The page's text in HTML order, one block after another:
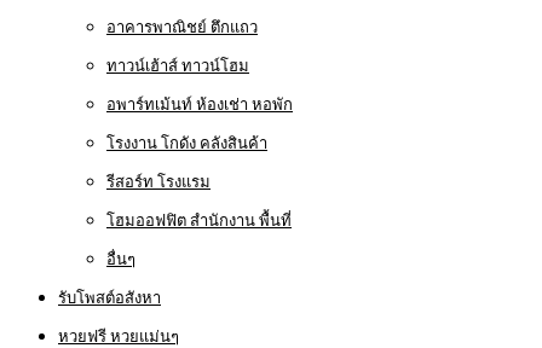
อาคารพาณิชย์ ตึกแถว
ทาวน์เฮ้าส์ ทาวน์โฮม
อพาร์ทเม้นท์ ห้องเช่า หอพัก
โรงงาน โกดัง คลังสินค้า
รีสอร์ท โรงแรม
โฮมออฟฟิต สำนักงาน พื้นที่
อื่นๆ
รับโพสต์อสังหา
หวยฟรี หวยแม่นๆ